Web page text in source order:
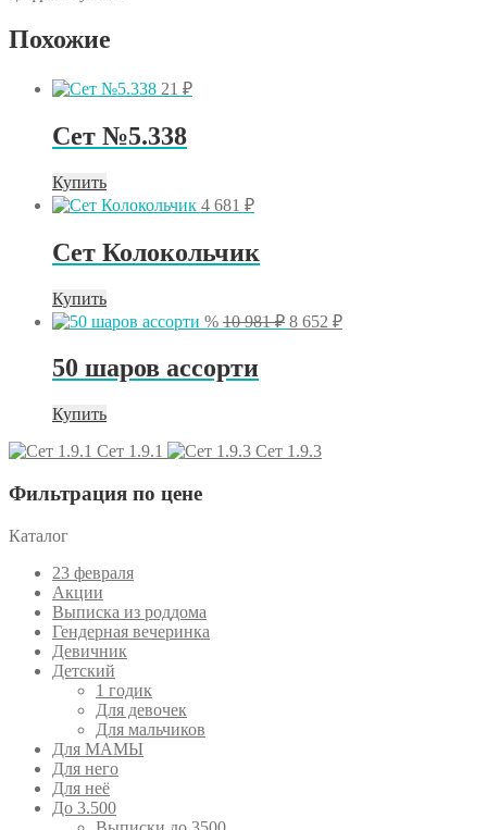
Похожие
21 ₽
Сет №5.338
Купить
4 681 ₽
Сет Колокольчик
Купить
% 10 981₽ Первоначальная
8 652 ₽Текущая
50 шаров ассорти
Купить
Сет 1.9.1
Сет 1.9.3
Фильтрация по цене
Каталог
23 февраля
Акции
Выписка из роддома
Гендерная вечеринка
Девичник
Детский
1 годик
Для девочек
Для мальчиков
Для МАМЫ
Для него
Для неё
До 3.500